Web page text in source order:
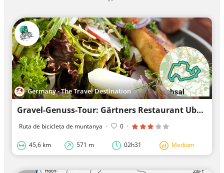
Germany - The Travel Destination
Gravel-Genuss-Tour: Gärtners Restaurant Ubstadt-Weiher
Ruta de bicicleta de muntanya · 0 ·
45,6 km 571 m 02h31 Medium